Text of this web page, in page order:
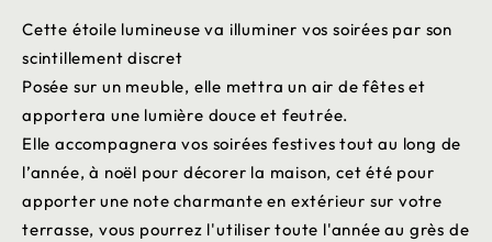
Cette étoile lumineuse va illuminer vos soirées par son
scintillement discret
Posée sur un meuble, elle mettra un air de fêtes et
apportera une lumière douce et feutrée.
Elle accompagnera vos soirées festives tout au long de
l’année, à noël pour décorer la maison, cet été pour
apporter une note charmante en extérieur sur votre
terrasse, vous pourrez l'utiliser toute l'année au grès de